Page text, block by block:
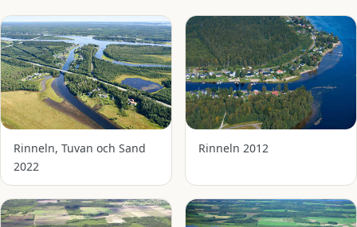
Rinneln, Tuvan och Sand
2022
Rinneln 2012